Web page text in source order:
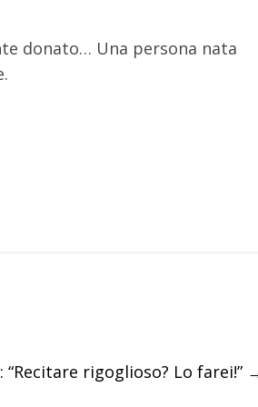
donato… Una persona nata
“Recitare rigoglioso? Lo farei!”